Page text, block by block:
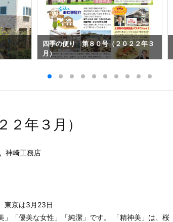
四季の便り 第８０号（２０２２年３
月）
年３月）
, 神崎工務店
東京は3月23日
」「優美な女性」「純潔」です。 「精神美」は、桜